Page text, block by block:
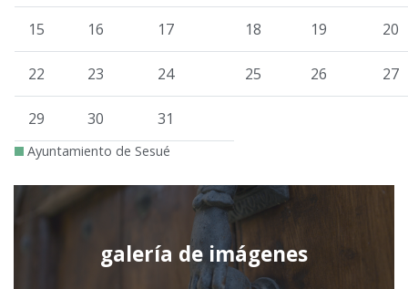
15 16 17 18 19 20
22 23 24 25 26 27
29 30 31
Ayuntamiento de Sesué
galería de imágenes